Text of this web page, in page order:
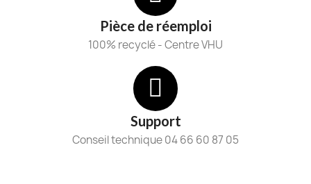
Pièce de réemploi
100% recyclé - Centre VHU
Support
Conseil technique 04 66 60 87 05